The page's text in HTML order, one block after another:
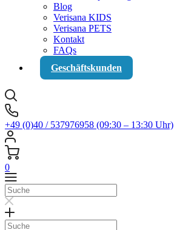
Blog
Verisana KIDS
Verisana PETS
Kontakt
FAQs
Geschäftskunden
+49 (0)40 / 537976958 (09:30 – 13:30 Uhr)
0
Suche
Suche